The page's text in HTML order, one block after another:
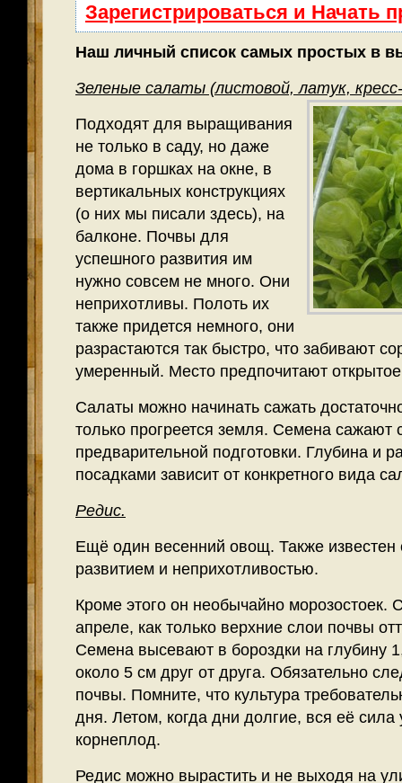
Зарегистрироваться и Начать
Наш личный список самых простых в
Зеленые салаты (листовой, латук,
Подходят для выращивания
не только в саду, но даже
дома в горшках на окне, в
вертикальных конструкциях
(о них мы писали здесь), на
балконе. Почвы для
успешного развития им
нужно совсем не много. Они
неприхотливы. Полоть их
также придется немного, они
разрастаются так быстро, что забивают
умеренный. Место предпочитают
Салаты можно начинать сажать
только прогреется земля. Семена сажают
предварительной подготовки. Глубина и
посадками зависит от конкретного вида
Редис.
Ещё один весенний овощ. Также
развитием и неприхотливостью.
Кроме этого он необычайно морозостоек.
апреле, как только верхние слои почвы
Семена высевают в бороздки на глубину
около 5 см друг от друга. Обязательно
почвы. Помните, что культура
дня. Летом, когда дни долгие, вся её сила
корнеплод.
Редис можно вырастить и не выходя на